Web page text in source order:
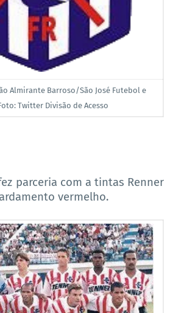
Almirante Barroso/São José Futebol e
Twitter Divisão de Acesso
parceria com a tintas Renner
vermelho.